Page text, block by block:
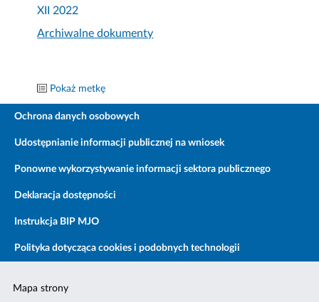
XII 2022
Archiwalne dokumenty
Pokaż metkę
Ochrona danych osobowych
Udostępnianie informacji publicznej na wniosek
Ponowne wykorzystywanie informacji sektora publicznego
Deklaracja dostępności
Instrukcja BIP MJO
Polityka dotycząca cookies i podobnych technologii
Mapa strony